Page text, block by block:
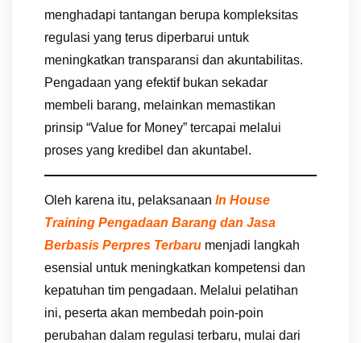
menghadapi tantangan berupa kompleksitas
regulasi yang terus diperbarui untuk
meningkatkan transparansi dan akuntabilitas.
Pengadaan yang efektif bukan sekadar
membeli barang, melainkan memastikan
prinsip “Value for Money” tercapai melalui
proses yang kredibel dan akuntabel.
Oleh karena itu, pelaksanaan In House
Training Pengadaan Barang dan Jasa
Berbasis Perpres Terbaru menjadi langkah
esensial untuk meningkatkan kompetensi dan
kepatuhan tim pengadaan. Melalui pelatihan
ini, peserta akan membedah poin-poin
perubahan dalam regulasi terbaru, mulai dari